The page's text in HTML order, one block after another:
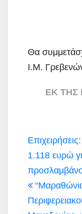
Θα
Ι.Μ.
ΕΚ ΤΗΣ
1.118 ευρώ